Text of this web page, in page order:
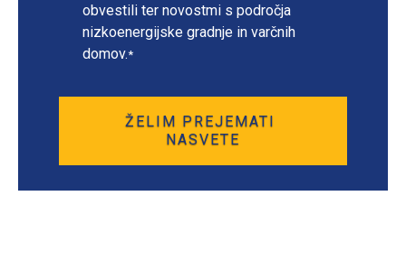
obvestili ter novostmi s področja
nizkoenergijske gradnje in varčnih
domov.*